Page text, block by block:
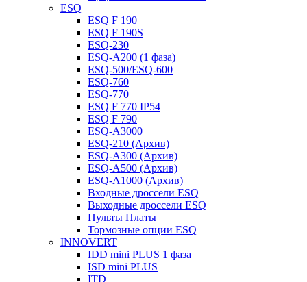
ESQ
ESQ F 190
ESQ F 190S
ESQ-230
ESQ-A200 (1 фаза)
ESQ-500/ESQ-600
ESQ-760
ESQ-770
ESQ F 770 IP54
ESQ F 790
ESQ-A3000
ESQ-210 (Архив)
ESQ-A300 (Архив)
ESQ-A500 (Архив)
ESQ-A1000 (Архив)
Входные дроссели ESQ
Выходные дроссели ESQ
Пульты Платы
Тормозные опции ESQ
INNOVERT
IDD mini PLUS 1 фаза
ISD mini PLUS
ITD